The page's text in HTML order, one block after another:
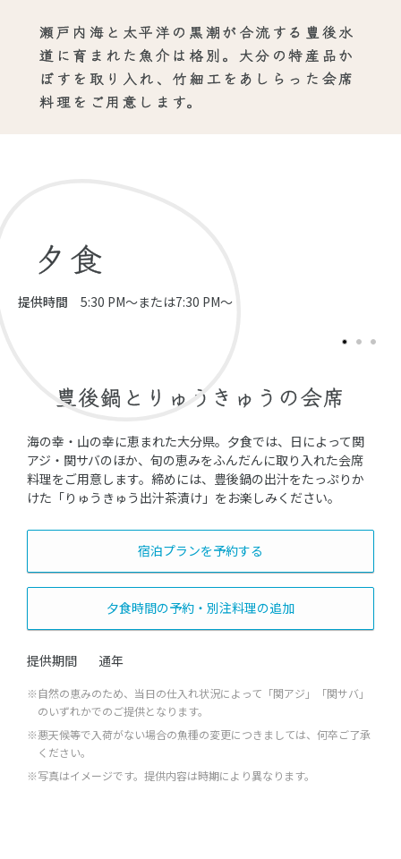
瀬戸内海と太平洋の黒潮が合流する豊後水
道に育まれた魚介は格別。大分の特産品か
ぼすを取り入れ、竹細工をあしらった会席
料理をご用意します。
夕食
提供時間 5:30 PM～または7:30 PM～
豊後鍋とりゅうきゅうの会席
海の幸・山の幸に恵まれた大分県。夕食では、日によって関
アジ・関サバのほか、旬の恵みをふんだんに取り入れた会席
料理をご用意します。締めには、豊後鍋の出汁をたっぷりか
けた「りゅうきゅう出汁茶漬け」をお楽しみください。
宿泊プランを予約する
夕食時間の予約・別注料理の追加
提供期間 通年
※自然の恵みのため、当日の仕入れ状況によって「関アジ」「関サバ」
のいずれかでのご提供となります。
※悪天候等で入荷がない場合の魚種の変更につきましては、何卒ご了承
ください。
※写真はイメージです。提供内容は時期により異なります。